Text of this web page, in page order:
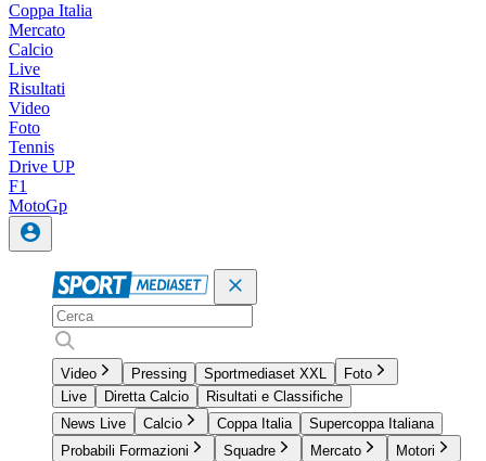
Coppa Italia
Mercato
Calcio
Live
Risultati
Video
Foto
Tennis
Drive UP
F1
MotoGp
Video Pressing Sportmediaset XXL
Foto
Live
Diretta Calcio
Risultati e Classifiche
News Live
Calcio Coppa Italia
Supercoppa Italiana
Probabili Formazioni
Squadre Mercato
Motori